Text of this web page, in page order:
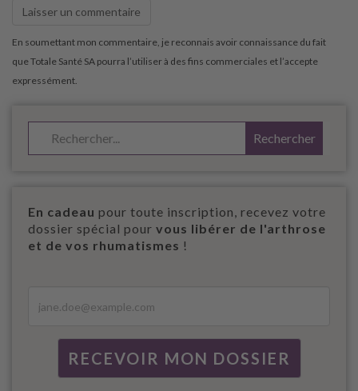
En cadeau pour toute inscription, recevez votre
dossier spécial pour vous libérer de l'arthrose
et de vos rhumatismes !